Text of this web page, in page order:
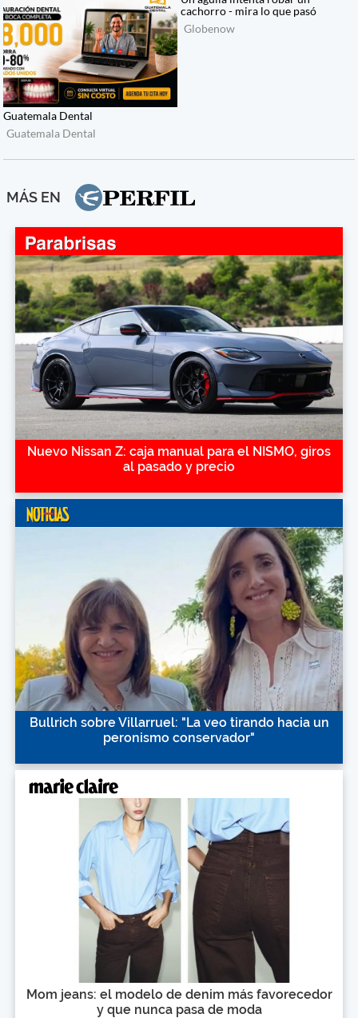
MÁS EN
Nuevo Nissan Z: caja manual para el NISMO, giros
al pasado y precio
Bullrich sobre Villarruel: "La veo tirando hacia un
peronismo conservador"
Mom jeans: el modelo de denim más favorecedor
y que nunca pasa de moda